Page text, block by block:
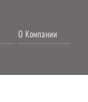
О Компании